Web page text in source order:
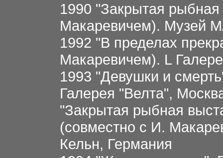
1990 "Закрытая
Макаревичем). Музей
1992 "В пределах
Макаревичем). L
1993 "Девушки и
Галерея "Велта",
"Закрытая рыбная
(совместно с И.
Кельн, Германия